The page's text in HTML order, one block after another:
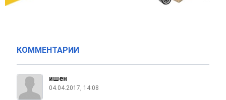
КОММЕНТАРИИ
ишен
04.04.2017, 14:08